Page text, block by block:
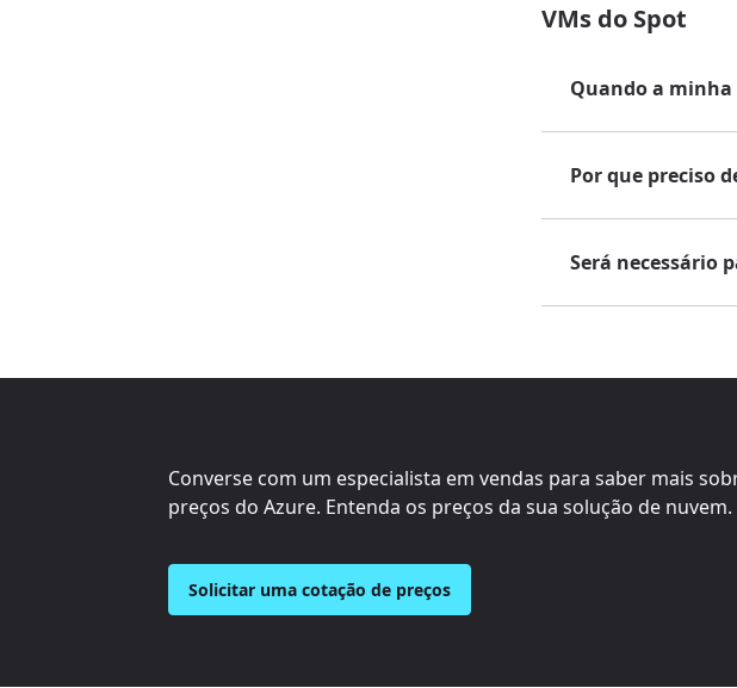
VMs do Spot
Quando a
Por que preciso
Será necessário
Converse com um especialista em vendas para saber mais
preços do Azure. Entenda os preços da sua solução de nuvem.
Solicitar uma cotação de preços